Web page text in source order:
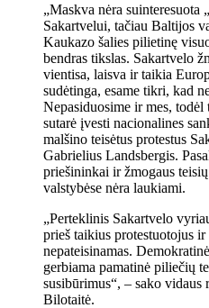
„Maskva nėra suinteresuota
Sakartvelui, tačiau Baltijos
Kaukazo šalies pilietinę
bendras tikslas. Sakartvelo
vientisa, laisva ir taikia
sudėtinga, esame tikri, kad
Nepasiduosime ir mes,
sutarė įvesti nacionalines
malšino teisėtus protestus
Gabrielius Landsbergis.
priešininkai ir žmogaus
valstybėse nėra laukiami.
„Perteklinis Sakartvelo
prieš taikius protestuotojus
nepateisinamas.
gerbiama pamatinė piliečių
susibūrimus“, – sako
Bilotaitė.